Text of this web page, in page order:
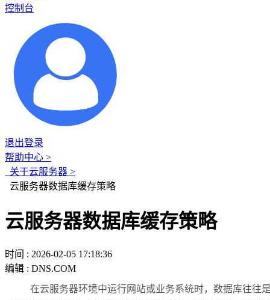
控制台
退出登录
帮助中心 >
关于云服务器 >
云服务器数据库缓存策略
云服务器数据库缓存策略
时间 : 2026-02-05 17:18:36
编辑 : DNS.COM
在云服务器环境中运行网站或业务系统时，数据库往往是